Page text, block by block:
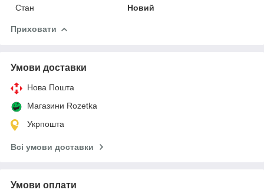
Стан
Новий
Приховати
Умови доставки
Нова Пошта
Магазини Rozetka
Укрпошта
Всі умови доставки
Умови оплати